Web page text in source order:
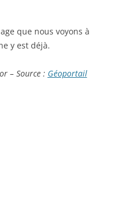
que nous voyons à
y est déjà.
– Source : Géoportail